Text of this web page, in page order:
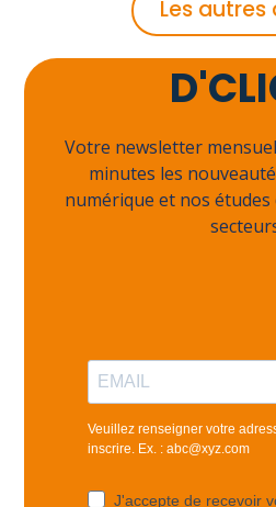
Les autres
Votre newsletter
minutes les
numérique et nos
Veuillez renseigner votre
inscrire. Ex. : abc@xyz.com
J'accepte de recevoir